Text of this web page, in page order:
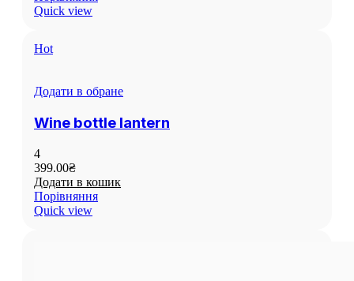
Quick view
Hot
Додати в обране
Wine bottle lantern
4
399.00₴
Додати в кошик
Порівняння
Quick view